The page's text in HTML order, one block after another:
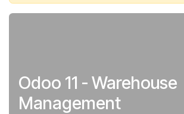
Odoo 11 - Warehouse
Management